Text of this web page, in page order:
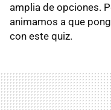
amplia de opciones.
animamos a que
con este quiz.